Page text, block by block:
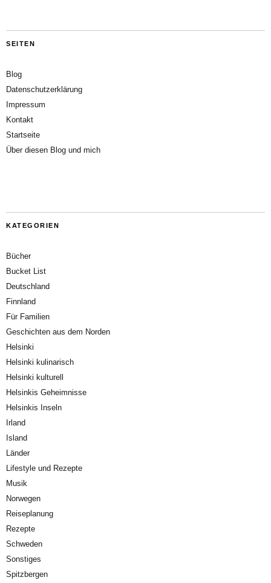
SEITEN
Blog
Datenschutzerklärung
Impressum
Kontakt
Startseite
Über diesen Blog und mich
KATEGORIEN
Bücher
Bucket List
Deutschland
Finnland
Für Familien
Geschichten aus dem Norden
Helsinki
Helsinki kulinarisch
Helsinki kulturell
Helsinkis Geheimnisse
Helsinkis Inseln
Irland
Island
Länder
Lifestyle und Rezepte
Musik
Norwegen
Reiseplanung
Rezepte
Schweden
Sonstiges
Spitzbergen